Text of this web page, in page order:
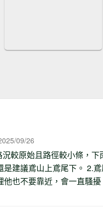
09/26
況較原始且路徑較小條，
是建議鳶山上鳶尾下。 2.
他也不要靠近，會一直騷擾